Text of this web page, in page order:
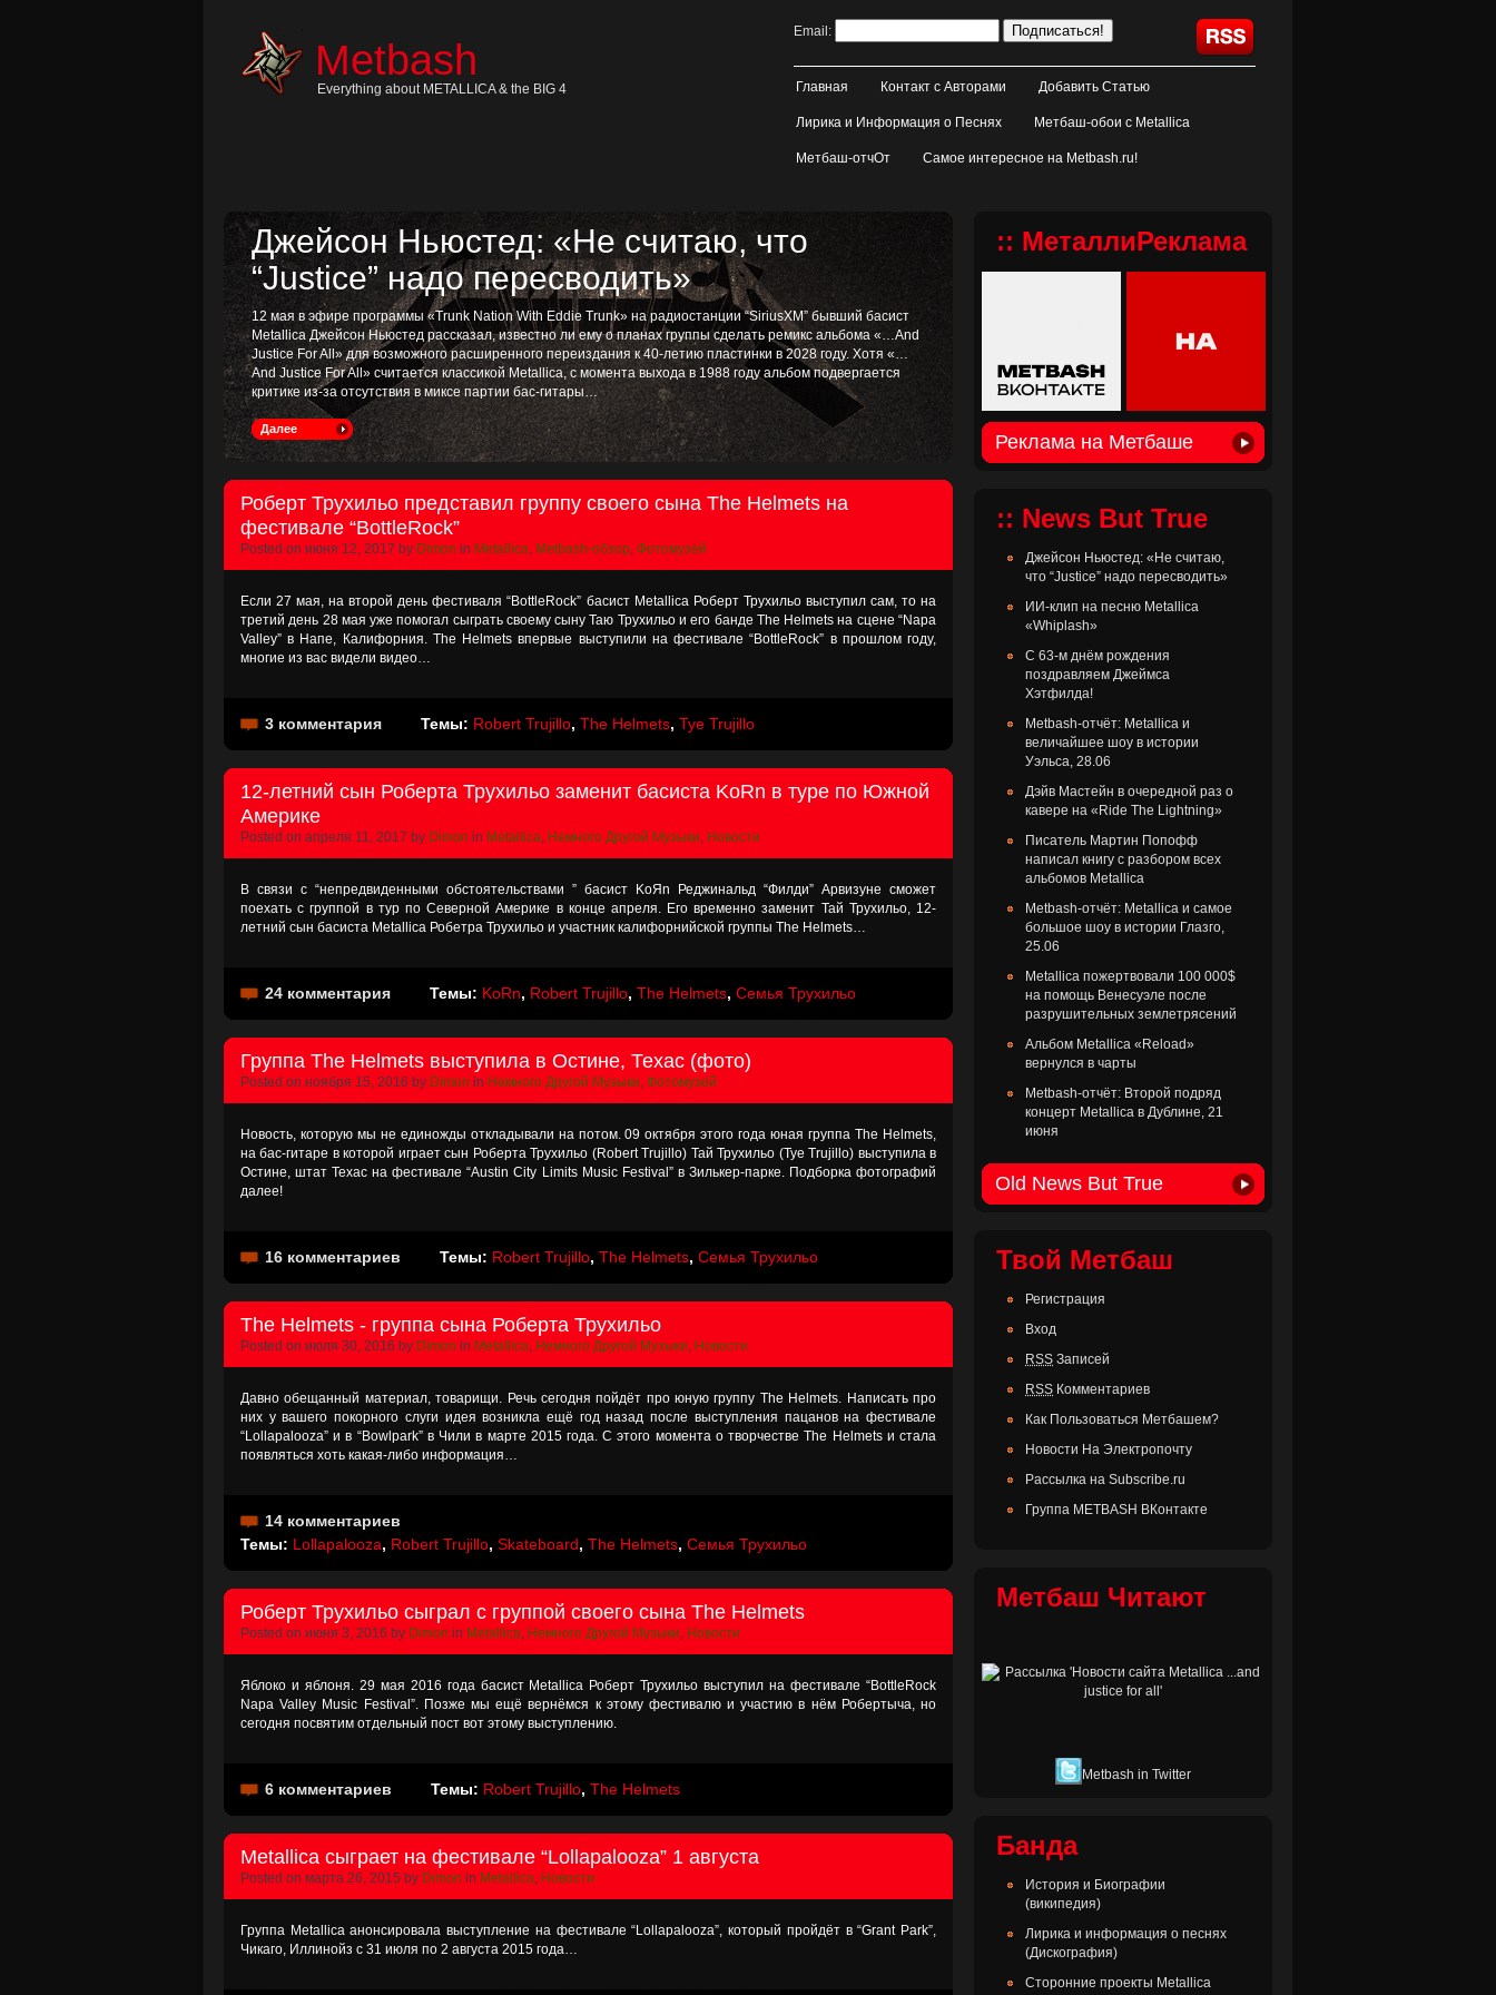
Metbash
Everything about METALLICA & the BIG 4
Email:
Главная Контакт с Авторами Добавить Статью
Лирика и Информация о Песнях Метбаш-обои с Metallica
Метбаш-отчОт Самое интересное на Metbash.ru!
Джейсон Ньюстед: «Не считаю, что
“Justice” надо пересводить»
12 мая в эфире программы «Trunk Nation With Eddie Trunk» на радиостанции “SiriusXM” бывший басист
Metallica Джейсон Ньюстед рассказал, известно ли ему о планах группы сделать ремикс альбома «…And
Justice For All» для возможного расширенного переиздания к 40-летию пластинки в 2028 году. Хотя «…
And Justice For All» считается классикой Metallica, с момента выхода в 1988 году альбом подвергается
критике из-за отсутствия в миксе партии бас-гитары…
Далее
Роберт Трухильо представил группу своего сына The Helmets на
фестивале “BottleRock”
Posted on июня 12, 2017 by Dimon in Metallica, Metbash-обзор, Фотомузей
Если 27 мая, на второй день фестиваля “BottleRock” басист Metallica Роберт Трухильо выступил сам, то на
третий день 28 мая уже помогал сыграть своему сыну Таю Трухильо и его банде The Helmets на сцене “Napa
Valley” в Напе, Калифорния. The Helmets впервые выступили на фестивале “BottleRock” в прошлом году,
многие из вас видели видео…
3 комментария Темы: Robert Trujillo, The Helmets, Tye Trujillo
12-летний сын Роберта Трухильо заменит басиста KoRn в туре по Южной
Америке
Posted on апреля 11, 2017 by Dimon in Metallica, Немного Другой Музыки, Новости
В связи с “непредвиденными обстоятельствами ” басист KoЯn Реджинальд “Филди” Арвизуне сможет
поехать с группой в тур по Северной Америке в конце апреля. Его временно заменит Тай Трухильо, 12-
летний сын басиста Metallica Робетра Трухильо и участник калифорнийской группы The Helmets…
24 комментария Темы: KoRn, Robert Trujillo, The Helmets, Семья Трухильо
Группа The Helmets выступила в Остине, Техас (фото)
Posted on ноября 15, 2016 by Dimon in Немного Другой Музыки, Фотомузей
Новость, которую мы не единожды откладывали на потом. 09 октября этого года юная группа The Helmets,
на бас-гитаре в которой играет сын Роберта Трухильо (Robert Trujillo) Тай Трухильо (Tye Trujillo) выступила в
Остине, штат Техас на фестивале “Austin City Limits Music Festival” в Зилькер-парке. Подборка фотографий
далее!
16 комментариев Темы: Robert Trujillo, The Helmets, Семья Трухильо
The Helmets - группа сына Роберта Трухильо
Posted on июля 30, 2016 by Dimon in Metallica, Немного Другой Музыки, Новости
Давно обещанный материал, товарищи. Речь сегодня пойдёт про юную группу The Helmets. Написать про
них у вашего покорного слуги идея возникла ещё год назад после выступления пацанов на фестивале
“Lollapalooza” и в “Bowlpark” в Чили в марте 2015 года. С этого момента о творчестве The Helmets и стала
появляться хоть какая-либо информация…
14 комментариев
Темы: Lollapalooza, Robert Trujillo, Skateboard, The Helmets, Семья Трухильо
Роберт Трухильо сыграл с группой своего сына The Helmets
Posted on июня 3, 2016 by Dimon in Metallica, Немного Другой Музыки, Новости
Яблоко и яблоня. 29 мая 2016 года басист Metallica Роберт Трухильо выступил на фестивале “BottleRock
Napa Valley Music Festival”. Позже мы ещё вернёмся к этому фестивалю и участию в нём Робертыча, но
сегодня посвятим отдельный пост вот этому выступлению.
6 комментариев Темы: Robert Trujillo, The Helmets
Metallica сыграет на фестивале “Lollapalooza” 1 августа
Posted on марта 26, 2015 by Dimon in Metallica, Новости
Группа Metallica анонсировала выступление на фестивале “Lollapalooza”, который пройдёт в “Grant Park”,
Чикаго, Иллинойз с 31 июля по 2 августа 2015 года…
:: МеталлиРеклама
Реклама на Метбаше
:: News But True
Джейсон Ньюстед: «Не считаю,
что “Justice” надо пересводить»
ИИ-клип на песню Metallica
«Whiplash»
С 63-м днём рождения
поздравляем Джеймса
Хэтфилда!
Metbash-отчёт: Metallica и
величайшее шоу в истории
Уэльса, 28.06
Дэйв Мастейн в очередной раз о
кавере на «Ride The Lightning»
Писатель Мартин Попофф
написал книгу с разбором всех
альбомов Metallica
Metbash-отчёт: Metallica и самое
большое шоу в истории Глазго,
25.06
Metallica пожертвовали 100 000$
на помощь Венесуэле после
разрушительных землетрясений
Альбом Metallica «Reload»
вернулся в чарты
Metbash-отчёт: Второй подряд
концерт Metallica в Дублине, 21
июня
Old News But True
Твой Метбаш
Регистрация
Вход
RSS Записей
RSS Комментариев
Как Пользоваться Метбашем?
Новости На Электропочту
Рассылка на Subscribe.ru
Группа METBASH ВКонтакте
Метбаш Читают
Metbash in Twitter
Банда
История и Биографии
(википедия)
Лирика и информация о песнях
(Дискография)
Сторонние проекты Metallica